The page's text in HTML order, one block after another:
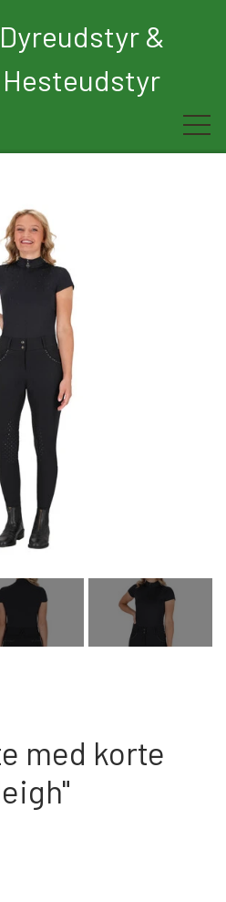
&
Forside
Rytter
Hest
Børn
Hund
Kat
os
med korte